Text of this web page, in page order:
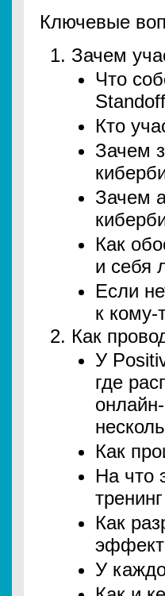
Ключевые
Зачем
Что
Кто
Зачем
Зачем
Как
и себя
Если
к кому-
Как
У
где
Как
На что
Как
У